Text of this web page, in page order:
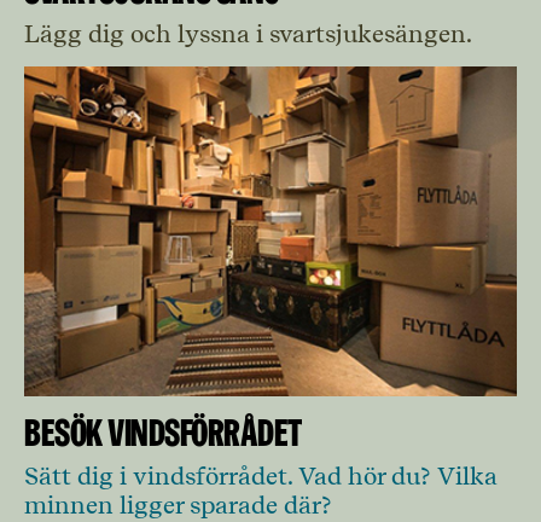
Lägg dig och lyssna i svartsjukesängen.
Besök vindsförrådet
Sätt dig i vindsförrådet. Vad hör du? Vilka
minnen ligger sparade där?